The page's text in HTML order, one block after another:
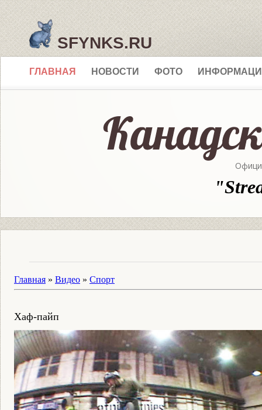
SFYNKS.RU
ГЛАВНАЯ НОВОСТИ ФОТО
Главная » Видео » Спорт
Хаф-пайп